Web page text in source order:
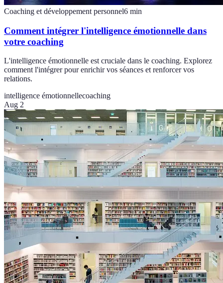
Coaching et développement personnel6 min
Comment intégrer l'intelligence émotionnelle dans
votre coaching
L'intelligence émotionnelle est cruciale dans le coaching. Explorez
comment l'intégrer pour enrichir vos séances et renforcer vos
relations.
intelligence émotionnellecoaching
Aug 2